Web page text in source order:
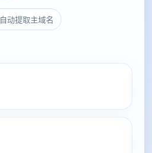
自动提取主域名